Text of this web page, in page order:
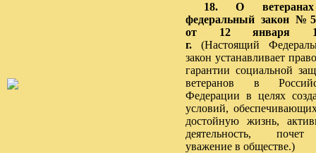
18. О
федеральный закон
от 12 января
г. (Настоящий
закон устанавливает
гарантии социальной
ветеранов в
Федерации в целях
условий,
достойную жизнь,
деятельность,
уважение в обществе.)